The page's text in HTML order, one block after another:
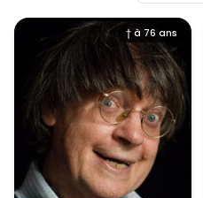
† à 76 ans